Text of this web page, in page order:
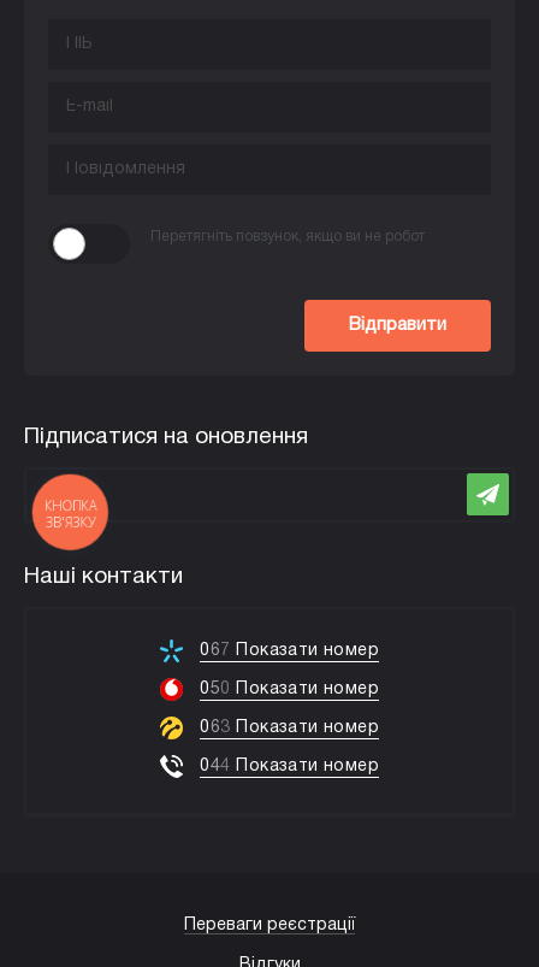
Перетягніть повзунок, якщо ви не робот
Відправити
Підписатися на оновлення
Наші контакти
06 7 Показати номер
050 Показати номер
063 Показати номер
044 Показати номер
Переваги реєстрації
КНОПКА
ЗВ'ЯЗКУ